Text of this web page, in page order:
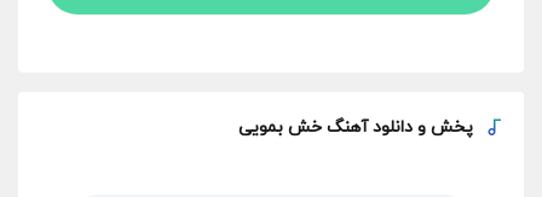
پخش و دانلود آهنگ خش بمویی